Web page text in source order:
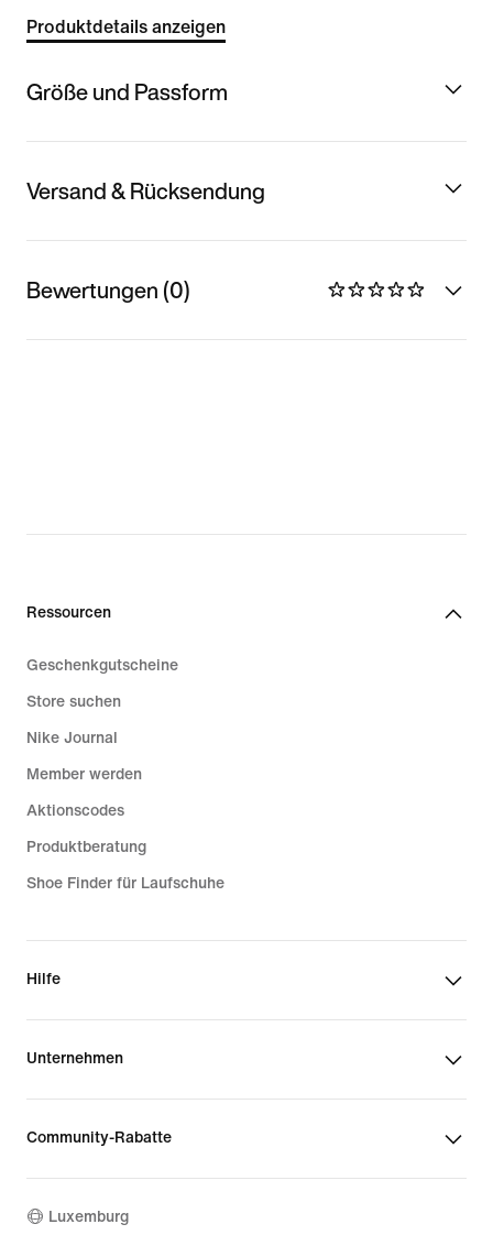
Produktdetails anzeigen
Größe und Passform
Versand & Rücksendung
Bewertungen (0)
Ressourcen
Geschenkgutscheine
Store suchen
Nike Journal
Member werden
Aktionscodes
Produktberatung
Shoe Finder für Laufschuhe
Hilfe
Unternehmen
Community-Rabatte
Luxemburg